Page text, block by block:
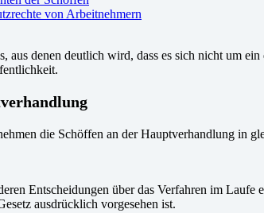
von Arbeitnehmern
aus denen deutlich wird, dass es sich nicht um
die Schöffen an der Hauptverhandlung
Entscheidungen über das Verfahren im Laufe
ausdrücklich vorgesehen ist.